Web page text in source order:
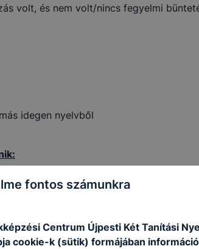
volt, és nem volt/nincs fegyelmi
idegen nyelvből
és egy szakmai tanártól) - magyar
(ha van)
fontos számunkra
Centrum Újpesti Két Tanítási
cookie-k (sütik) formájában